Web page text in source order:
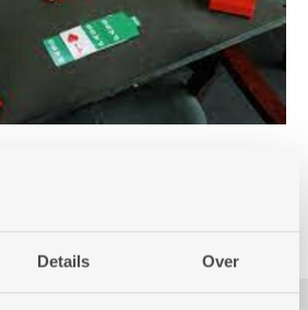
Details Over